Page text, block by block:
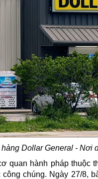
Dollar General - Nơi
quan hành pháp thuộc
chúng. Ngày 27/8,